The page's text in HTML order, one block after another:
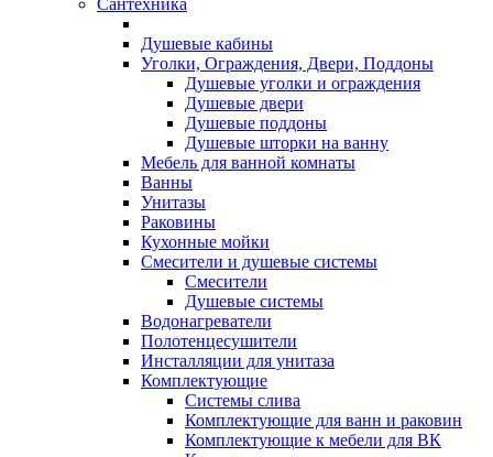
Сантехника
Душевые кабины
Уголки, Ограждения, Двери, Поддоны
Душевые уголки и ограждения
Душевые двери
Душевые поддоны
Душевые шторки на ванну
Мебель для ванной комнаты
Ванны
Унитазы
Раковины
Кухонные мойки
Смесители и душевые системы
Смесители
Душевые системы
Водонагреватели
Полотенцесушители
Инсталляции для унитаза
Комплектующие
Системы слива
Комплектующие для ванн и раковин
Комплектующие к мебели для ВК